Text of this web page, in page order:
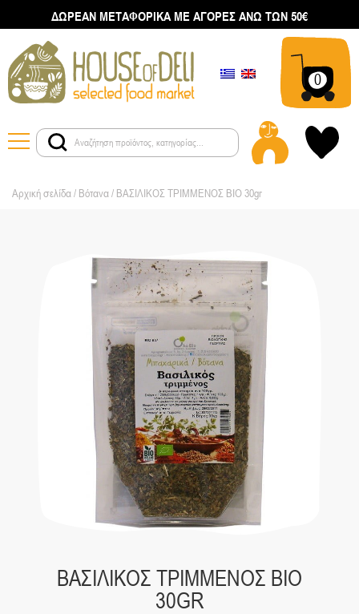
ΔΩΡΕΑΝ ΜΕΤΑΦΟΡΙΚΑ ΜΕ ΑΓΟΡΕΣ ΑΝΩ ΤΩΝ 50€
0
Αρχική σελίδα/ Βότανα/ ΒΑΣΙΛΙΚΟΣ ΤΡΙΜΜΕΝΟΣ ΒΙΟ 30gr
ΒΑΣΙΛΙΚΟΣ ΤΡΙΜΜΕΝΟΣ ΒΙΟ
30GR